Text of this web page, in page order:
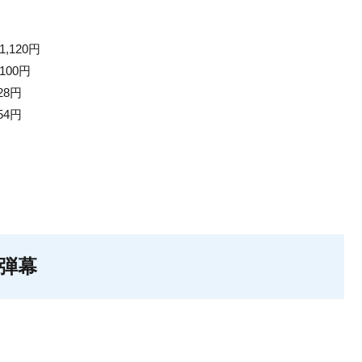
円
円
円
円
幕